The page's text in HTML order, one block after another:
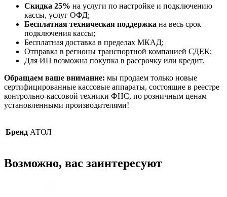
Скидка 25% на услуги по настройке и подключению
кассы, услуг ОФД;
Бесплатная техническая поддержка на весь срок
подключения кассы;
Бесплатная доставка в пределах МКАД;
Отправка в регионы транспортной компанией СДЕК;
Для ИП возможна покупка в рассрочку или кредит.
Обращаем ваше внимание: мы продаем только новые
сертифицированные кассовые аппараты, состоящие в реестре
контрольно-кассовой техники ФНС, по розничным ценам
установленными производителями!
Бренд АТОЛ
Возможно, вас заинтересуют